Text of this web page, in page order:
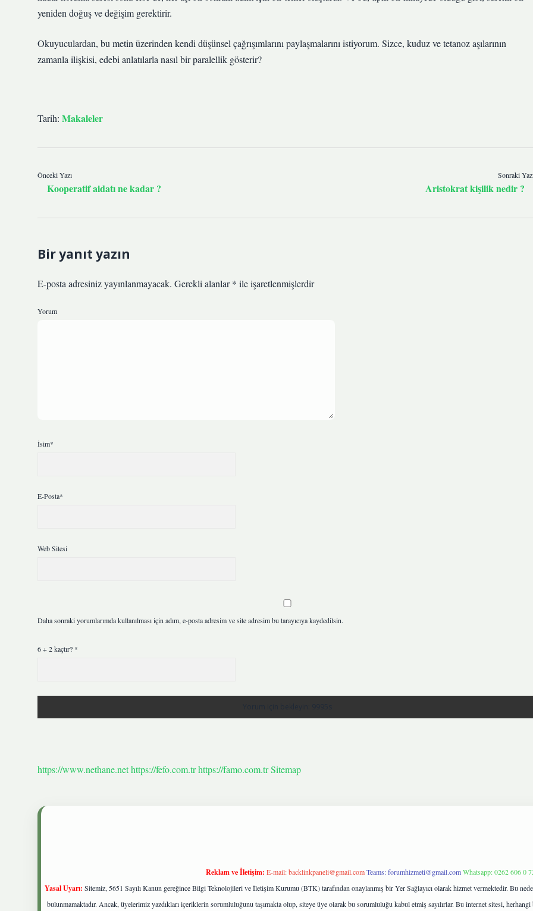
yeniden doğuş ve değişim gerektirir.
Okuyuculardan, bu metin üzerinden kendi düşünsel çağrışımlarını paylaşmalarını istiyorum. Sizce, kuduz ve tetanoz aşılarının
zamanla ilişkisi, edebi anlatılarla nasıl bir paralellik gösterir?
Tarih: Makaleler
Önceki Yazı
Kooperatif aidatı ne kadar ?
Sonraki
Aristokrat kişilik nedir ?
Bir yanıt yazın
E-posta adresiniz yayınlanmayacak. Gerekli alanlar* ile işaretlenmişlerdir
Yorum
İsim*
E-Posta*
Web Sitesi
Daha sonraki yorumlarımda kullanılması için adım, e-posta adresim ve site adresim bu tarayıcıya kaydedilsin.
6 + 2 kaçtır? *
https://www.nethane.nethttps://fefo.com.trhttps://famo.com.trSitemap
Reklam ve İletişim: E-mail:backlinkpaneli@gmail.comTeams:forumhizmeti@gmail.comWhatsapp: 0262 606 0
Yasal Uyarı: Sitemiz, 5651 Sayılı Kanun gereğince Bilgi Teknolojileri ve İletişim Kurumu (BTK) tarafından onaylanmış bir Yer Sağlayıcı olarak hizmet vermektedir. Bu
bulunmamaktadır. Ancak, üyelerimiz yazdıkları içeriklerin sorumluluğunu taşımakta olup, siteye üye olarak bu sorumluluğu kabul etmiş sayılırlar. Bu internet sitesi,